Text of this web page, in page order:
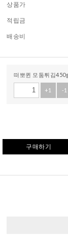
상품가
적립금
배송비
떠뽀퀸 모둠튀김
+1 -1
구매하기